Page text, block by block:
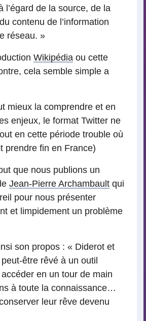
l’égard de la source, de la
contenu de l’information
réseau. »
Wikipédia ou cette
cela semble simple a
mieux la comprendre et en
enjeux, le format Twitter ne
en cette période trouble où
prendre fin en France)
que nous publions un
Jean-Pierre Archambault qui
pour nous présenter
et limpidement un problème
son propos : « Diderot et
être rêvé à un outil
en un tour de main
à toute la connaissance…
leur rêve devenu